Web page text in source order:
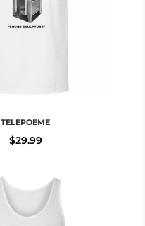
TELEPOEME
$29.99